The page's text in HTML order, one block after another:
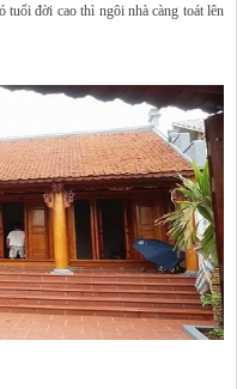
tuổi đời cao thì ngôi nhà càng toát lên